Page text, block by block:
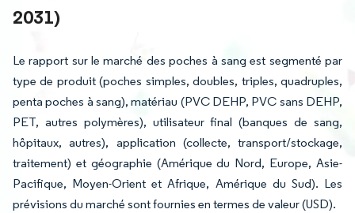
2031)
Le rapport sur le marché des poches à sang est segmenté par
type de produit (poches simples, doubles, triples, quadruples,
penta poches à sang), matériau (PVC DEHP, PVC sans DEHP,
PET, autres polymères), utilisateur final (banques de sang,
hôpitaux, autres), application (collecte, transport/stockage,
traitement) et géographie (Amérique du Nord, Europe, Asie-
Pacifique, Moyen-Orient et Afrique, Amérique du Sud). Les
prévisions du marché sont fournies en termes de valeur (USD).